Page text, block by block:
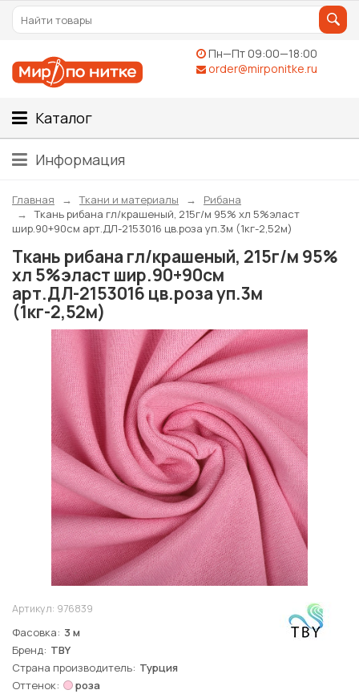
Пн—Пт 09:00—18:00
order@mirponitke.ru
Каталог
Информация
Главная Ткани и материалы
Рибана
Ткань рибана гл/крашеный, 215г/м 95% хл 5%эласт
шир.90+90см арт.ДЛ-2153016 цв.роза уп.3м (1кг-2,52м)
Ткань рибана гл/крашеный, 215г/м 95%
хл 5%эласт шир.90+90см
арт.ДЛ-2153016 цв.роза уп.3м
(1кг-2,52м)
Артикул: 976839
Фасовка
3 м
Бренд TBY
Страна производитель Турция
Оттенок
роза